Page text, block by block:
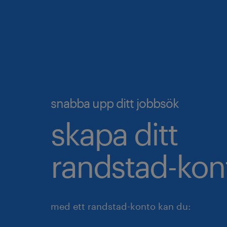
snabba upp ditt jobbsök
skapa ditt
randstad-
med ett randstad-konto kan du: